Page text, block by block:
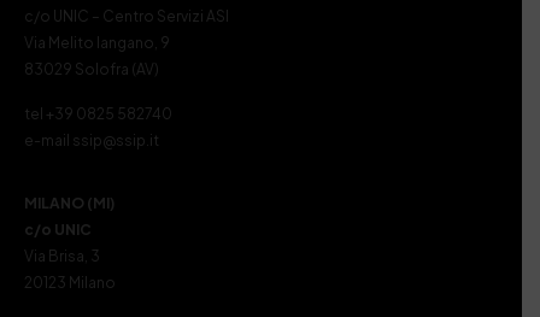
c/o UNIC – Centro Servizi ASI
Via Melito Iangano, 9
83029 Solofra (AV)
tel +39 0825 582740
e-mail ssip@ssip.it
MILANO (MI)
c/o UNIC
Via Brisa, 3
20123 Milano